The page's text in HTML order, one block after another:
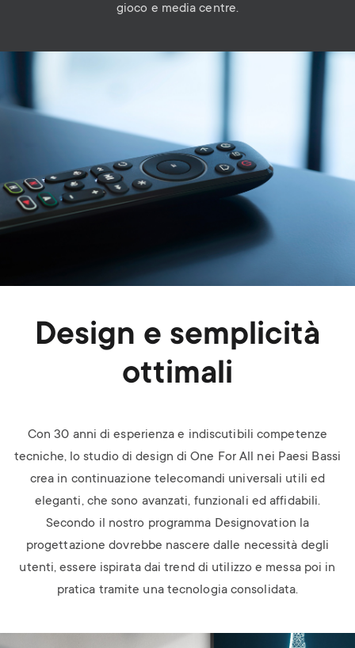
gioco e media centre.
Design e semplicità
ottimali
Con 30 anni di esperienza e indiscutibili competenze
tecniche, lo studio di design di One For All nei Paesi Bassi
crea in continuazione telecomandi universali utili ed
eleganti, che sono avanzati, funzionali ed affidabili.
Secondo il nostro programma Designovation la
progettazione dovrebbe nascere dalle necessità degli
utenti, essere ispirata dai trend di utilizzo e messa poi in
pratica tramite una tecnologia consolidata.